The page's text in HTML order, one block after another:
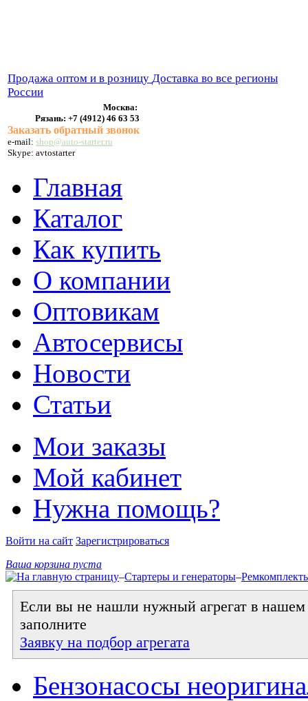
Продажа оптом и в розницу Доставка во все регионы
России
Москва:
Рязань: +7 (4912) 46 63 53
Заказать обратный звонок
e-mail: shop@auto-starter.ru
Skype: avtostarter
Главная
Каталог
Как купить
О компании
Оптовикам
Автосервисы
Новости
Статьи
Мои заказы
Мой кабинет
Нужна помощь?
Войти на сайт Зарегистрироваться
Ваша корзина пуста
–Стартеры и генераторы–
Если вы не нашли нужный агрегат в нашем
заполните
Заявку на подбор агрегата
Бензонасосы